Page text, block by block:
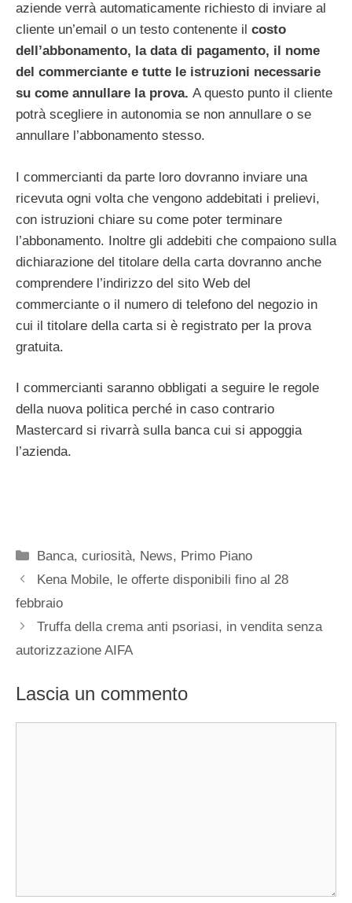
aziende verrà automaticamente richiesto di inviare al
cliente un’email o un testo contenente il costo
dell’abbonamento, la data di pagamento, il nome
del commerciante e tutte le istruzioni necessarie
su come annullare la prova. A questo punto il cliente
potrà scegliere in autonomia se non annullare o se
annullare l’abbonamento stesso.
I commercianti da parte loro dovranno inviare una
ricevuta ogni volta che vengono addebitati i prelievi,
con istruzioni chiare su come poter terminare
l’abbonamento. Inoltre gli addebiti che compaiono sulla
dichiarazione del titolare della carta dovranno anche
comprendere l’indirizzo del sito Web del
commerciante o il numero di telefono del negozio in
cui il titolare della carta si è registrato per la prova
gratuita.
I commercianti saranno obbligati a seguire le regole
della nuova politica perché in caso contrario
Mastercard si rivarrà sulla banca cui si appoggia
l’azienda.
Categorie
Banca,curiosità, News, Primo Piano
Kena Mobile, le offerte disponibili fino al 28
febbraio
Truffa della crema anti psoriasi, in vendita senza
autorizzazione AIFA
Lascia un commento